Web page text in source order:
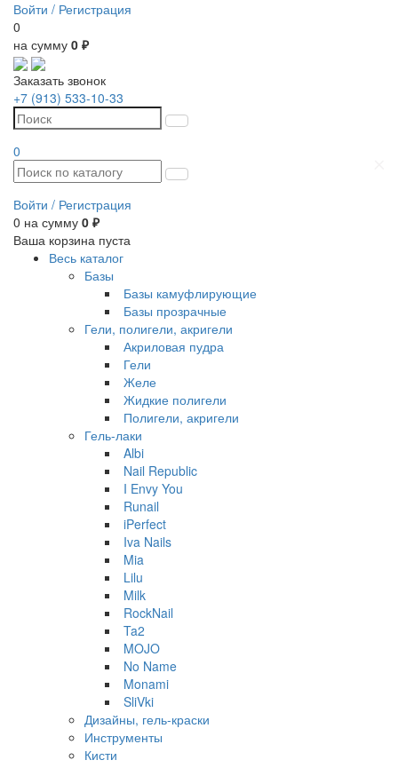
Войти / Регистрация
0
на сумму 0 ₽
Заказать звонок
+7 (913) 533-10-33
0
Войти / Регистрация
0 на сумму 0 ₽
Ваша корзина пуста
Весь каталог
Базы
Базы камуфлирующие
Базы прозрачные
Гели, полигели, акригели
Акриловая пудра
Гели
Желе
Жидкие полигели
Полигели, акригели
Гель-лаки
Albi
Nail Republic
I Envy You
Runail
iPerfect
Iva Nails
Mia
Lilu
Milk
RockNail
Ta2
MOJO
No Name
Monami
SliVki
Дизайны, гель-краски
Инструменты
Кисти